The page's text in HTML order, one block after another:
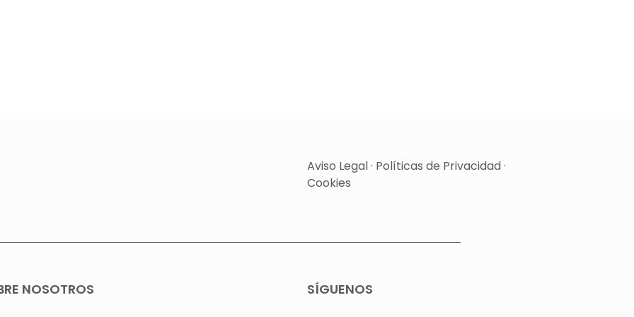
Aviso Legal· Políticas de Privacidad·
Cookies
NOSOTROS SÍGUENOS